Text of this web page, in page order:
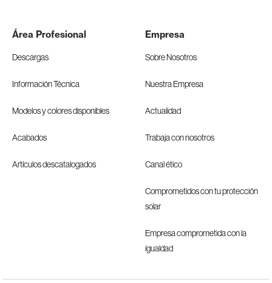
Área Profesional
Descargas
Información Técnica
Modelos y colores disponibles
Acabados
Artículos descatalogados
Empresa
Sobre Nosotros
Nuestra Empresa
Actualidad
Trabaja con nosotros
Canal ético
Comprometidos con tu protección
solar
Empresa comprometida con la
igualdad